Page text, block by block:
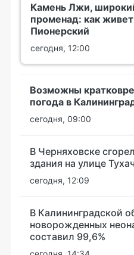
Камень Лжи,
променад: как
Пионерский
сегодня, 12:00
Возможны
погода в
сегодня, 09:00
В Черняховске
здания на улице
сегодня, 12:09
В Калининградской
новорожденных
составил 99,6%